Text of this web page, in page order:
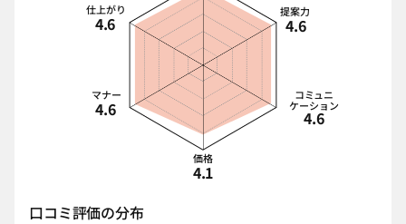
提案力
4.6
コミュニ
ケーション
4.6
価格
4.1
マナー
4.6
仕上がり
4.6
口コミ評価の分布